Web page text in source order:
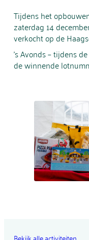
Tijdens het
zaterdag 14
verkocht op de
’s Avonds – tijdens
de winnende